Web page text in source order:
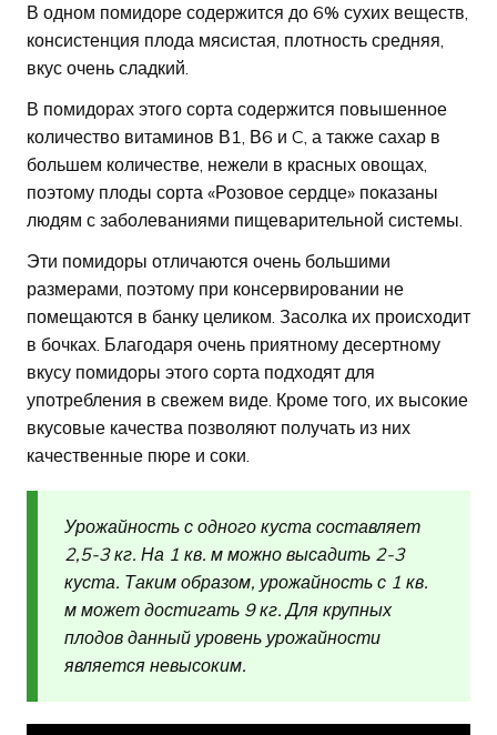
В одном помидоре содержится до 6% сухих веществ,
консистенция плода мясистая, плотность средняя,
вкус очень сладкий.
В помидорах этого сорта содержится повышенное
количество витаминов В1, В6 и C, а также сахар в
большем количестве, нежели в красных овощах,
поэтому плоды сорта «Розовое сердце» показаны
людям с заболеваниями пищеварительной системы.
Эти помидоры отличаются очень большими
размерами, поэтому при консервировании не
помещаются в банку целиком. Засолка их происходит
в бочках. Благодаря очень приятному десертному
вкусу помидоры этого сорта подходят для
употребления в свежем виде. Кроме того, их высокие
вкусовые качества позволяют получать из них
качественные пюре и соки.
Урожайность с одного куста составляет
2,5-3 кг. На 1 кв. м можно высадить 2-3
куста. Таким образом, урожайность с 1 кв.
м может достигать 9 кг. Для крупных
плодов данный уровень урожайности
является невысоким.